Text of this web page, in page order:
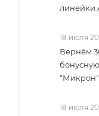
линейки
18 июля
Вернём
"Микрон"
18 июля